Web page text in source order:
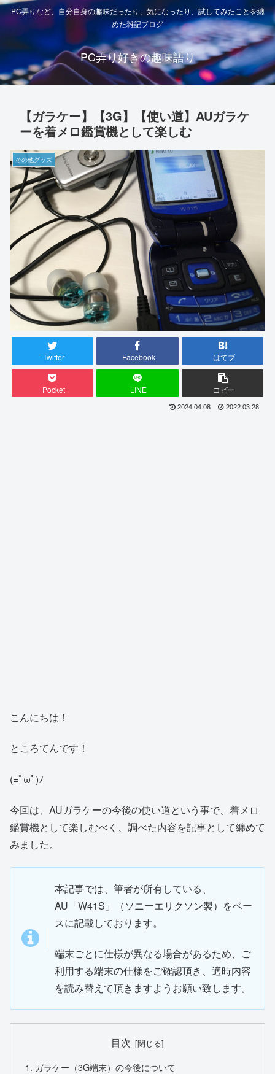
PC弄りなど、自分自身の趣味だったり、気になったり、試してみたことを纏
めた雑記ブログ
PC弄り好きの趣味語り
【ガラケー】【3G】【使い道】AUガラケ
ーを着メロ鑑賞機として楽しむ
その他グッズ
Twitter Facebook はてブ
Pocket LINE コピー
2024.04.08 2022.03.28
こんにちは！
ところてんです！
(=ﾟωﾟ)ﾉ
今回は、AUガラケーの今後の使い道という事で、着メロ
鑑賞機として楽しむべく、調べた内容を記事として纏めて
みました。
本記事では、筆者が所有している、
AU「W41S」（ソニーエリクソン製）をベー
スに記載しております。
端末ごとに仕様が異なる場合があるため、ご
利用する端末の仕様をご確認頂き、適時内容
を読み替えて頂きますようお願い致します。
目次
ガラケー（3G端末）の今後について